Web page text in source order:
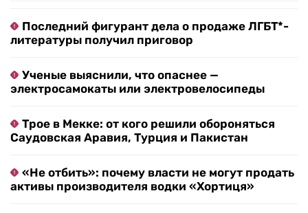
Последний фигурант дела о продаже ЛГБТ*-
литературы получил приговор
Ученые выяснили, что опаснее —
электросамокаты или электровелосипеды
Трое в Мекке: от кого решили обороняться
Саудовская Аравия, Турция и Пакистан
«Не отбить»: почему власти не могут продать
активы производителя водки «Хортиця»